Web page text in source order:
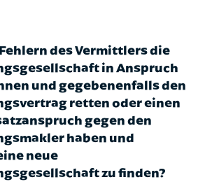
des Vermittlers die
in Anspruch
und gegebenenfalls den
retten oder einen
gegen den
haben und
neue
zu finden?